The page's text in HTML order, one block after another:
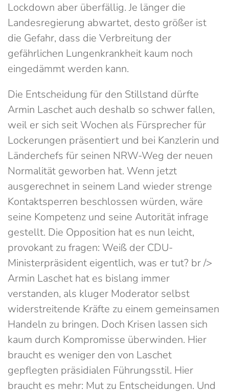
Lockdown aber überfällig. Je länger die
Landesregierung abwartet, desto größer ist
die Gefahr, dass die Verbreitung der
gefährlichen Lungenkrankheit kaum noch
eingedämmt werden kann.
Die Entscheidung für den Stillstand dürfte
Armin Laschet auch deshalb so schwer fallen,
weil er sich seit Wochen als Fürsprecher für
Lockerungen präsentiert und bei Kanzlerin und
Länderchefs für seinen NRW-Weg der neuen
Normalität geworben hat. Wenn jetzt
ausgerechnet in seinem Land wieder strenge
Kontaktsperren beschlossen würden, wäre
seine Kompetenz und seine Autorität infrage
gestellt. Die Opposition hat es nun leicht,
provokant zu fragen: Weiß der CDU-
Ministerpräsident eigentlich, was er tut? br />
Armin Laschet hat es bislang immer
verstanden, als kluger Moderator selbst
widerstreitende Kräfte zu einem gemeinsamen
Handeln zu bringen. Doch Krisen lassen sich
kaum durch Kompromisse überwinden. Hier
braucht es weniger den von Laschet
gepflegten präsidialen Führungsstil. Hier
braucht es mehr: Mut zu Entscheidungen. Und